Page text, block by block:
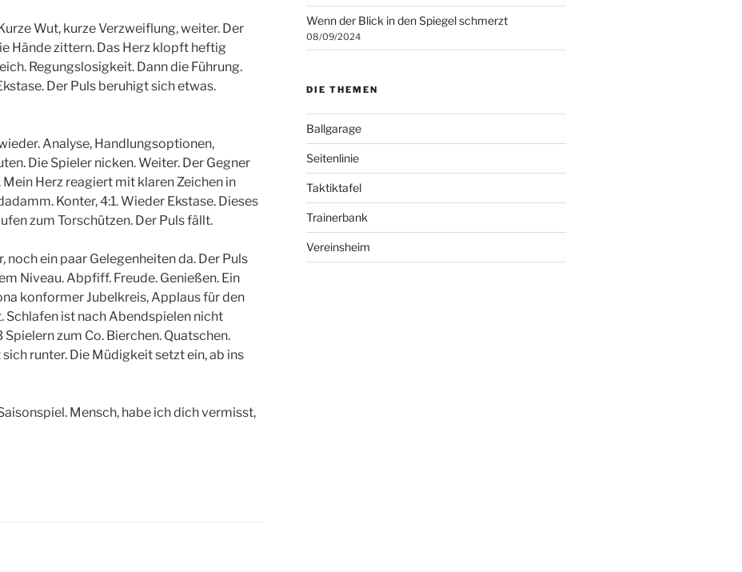
Wut, kurze Verzweiflung, weiter. Der
Hände zittern. Das Herz klopft heftig
Regungslosigkeit. Dann die Führung.
Der Puls beruhigt sich etwas.
Analyse, Handlungsoptionen,
Die Spieler nicken. Weiter. Der Gegner
Herz reagiert mit klaren Zeichen in
Konter, 4:1. Wieder Ekstase. Dieses
zum Torschützen. Der Puls fällt.
noch ein paar Gelegenheiten da. Der Puls
Niveau. Abpfiff. Freude. Genießen. Ein
konformer Jubelkreis, Applaus für den
Schlafen ist nach Abendspielen nicht
zum Co. Bierchen. Quatschen.
runter. Die Müdigkeit setzt ein, ab ins
Mensch, habe ich dich vermisst,
Wenn der Blick in den Spiegel schmerzt
08/09/2024
DIE THEMEN
Ballgarage
Seitenlinie
Taktiktafel
Trainerbank
Vereinsheim